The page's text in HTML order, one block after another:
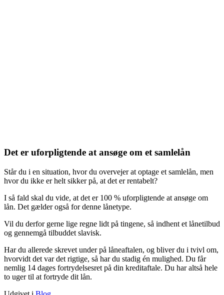
Det er uforpligtende at ansøge om et samlelån
Står du i en situation, hvor du overvejer at optage et samlelån, men
hvor du ikke er helt sikker på, at det er rentabelt?
I så fald skal du vide, at det er 100 % uforpligtende at ansøge om
lån. Det gælder også for denne lånetype.
Vil du derfor gerne lige regne lidt på tingene, så indhent et lånetilbud
og gennemgå tilbuddet slavisk.
Har du allerede skrevet under på låneaftalen, og bliver du i tvivl om,
hvorvidt det var det rigtige, så har du stadig én mulighed. Du får
nemlig 14 dages fortrydelsesret på din kreditaftale. Du har altså hele
to uger til at fortryde dit lån.